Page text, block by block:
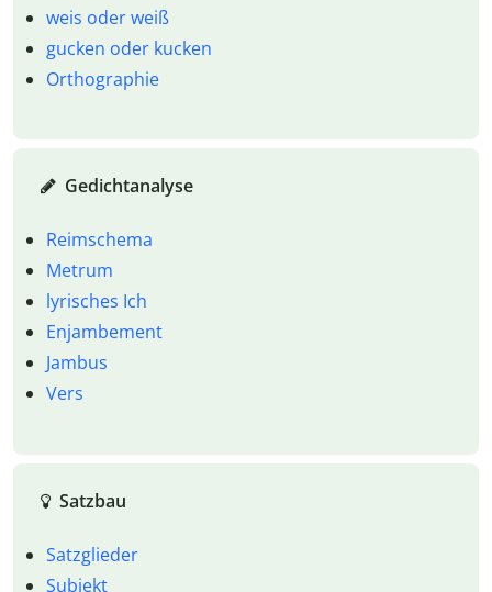
weis oder weiß
gucken oder kucken
Orthographie
Gedichtanalyse
Reimschema
Metrum
lyrisches Ich
Enjambement
Jambus
Vers
Satzbau
Satzglieder
Subjekt